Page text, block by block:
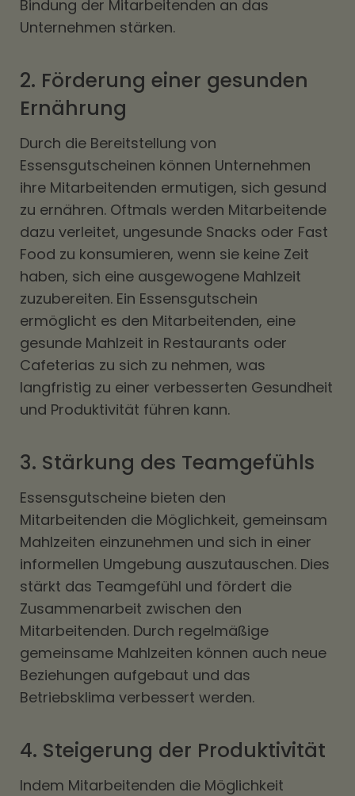
Bindung der Mitarbeitenden an das
Unternehmen stärken.
2. Förderung einer gesunden
Ernährung
Durch die Bereitstellung von
Essensgutscheinen können Unternehmen
ihre Mitarbeitenden ermutigen, sich gesund
zu ernähren. Oftmals werden Mitarbeitende
dazu verleitet, ungesunde Snacks oder Fast
Food zu konsumieren, wenn sie keine Zeit
haben, sich eine ausgewogene Mahlzeit
zuzubereiten. Ein Essensgutschein
ermöglicht es den Mitarbeitenden, eine
gesunde Mahlzeit in Restaurants oder
Cafeterias zu sich zu nehmen, was
langfristig zu einer verbesserten Gesundheit
und Produktivität führen kann.
3. Stärkung des Teamgefühls
Essensgutscheine bieten den
Mitarbeitenden die Möglichkeit, gemeinsam
Mahlzeiten einzunehmen und sich in einer
informellen Umgebung auszutauschen. Dies
stärkt das Teamgefühl und fördert die
Zusammenarbeit zwischen den
Mitarbeitenden. Durch regelmäßige
gemeinsame Mahlzeiten können auch neue
Beziehungen aufgebaut und das
Betriebsklima verbessert werden.
4. Steigerung der Produktivität
Indem Mitarbeitenden die Möglichkeit